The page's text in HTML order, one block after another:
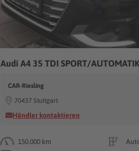
Audi A4 35 TDI SPORT/
CAR-Riesling
70437 Stuttgart
Händler kontaktieren
150.000 km